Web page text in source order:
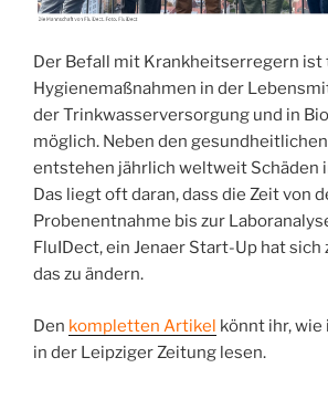
Der Befall mit Krankheitserregern ist
Hygienemaßnahmen in der
der Trinkwasserversorgung und in
möglich. Neben den
entstehen jährlich weltweit Schäden
Das liegt oft daran, dass die Zeit von
Probenentnahme bis zur
FluIDect, ein Jenaer Start-Up hat sich
das zu ändern.
Den kompletten Artikel könnt ihr,
in der Leipziger Zeitung lesen.